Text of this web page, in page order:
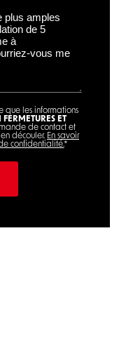
que les informations
FERMETURES ET
de contact et
découler. En savoir
confidentialité.*